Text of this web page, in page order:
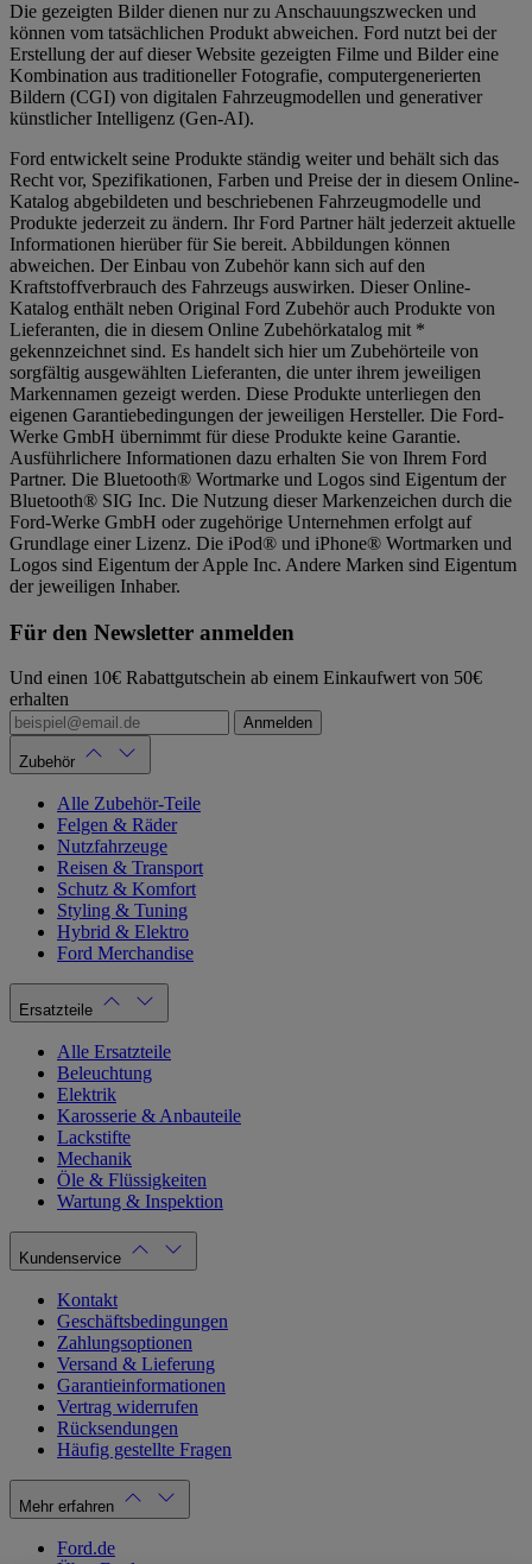
Die gezeigten Bilder dienen nur zu Anschauungszwecken und
können vom tatsächlichen Produkt abweichen. Ford nutzt bei der
Erstellung der auf dieser Website gezeigten Filme und Bilder eine
Kombination aus traditioneller Fotografie, computergenerierten
Bildern (CGI) von digitalen Fahrzeugmodellen und generativer
künstlicher Intelligenz (Gen-AI).
Ford entwickelt seine Produkte ständig weiter und behält sich das
Recht vor, Spezifikationen, Farben und Preise der in diesem Online-
Katalog abgebildeten und beschriebenen Fahrzeugmodelle und
Produkte jederzeit zu ändern. Ihr Ford Partner hält jederzeit aktuelle
Informationen hierüber für Sie bereit. Abbildungen können
abweichen. Der Einbau von Zubehör kann sich auf den
Kraftstoffverbrauch des Fahrzeugs auswirken. Dieser Online-
Katalog enthält neben Original Ford Zubehör auch Produkte von
Lieferanten, die in diesem Online Zubehörkatalog mit *
gekennzeichnet sind. Es handelt sich hier um Zubehörteile von
sorgfältig ausgewählten Lieferanten, die unter ihrem jeweiligen
Markennamen gezeigt werden. Diese Produkte unterliegen den
eigenen Garantiebedingungen der jeweiligen Hersteller. Die Ford-
Werke GmbH übernimmt für diese Produkte keine Garantie.
Ausführlichere Informationen dazu erhalten Sie von Ihrem Ford
Partner. Die Bluetooth® Wortmarke und Logos sind Eigentum der
Bluetooth® SIG Inc. Die Nutzung dieser Markenzeichen durch die
Ford-Werke GmbH oder zugehörige Unternehmen erfolgt auf
Grundlage einer Lizenz. Die iPod® und iPhone® Wortmarken und
Logos sind Eigentum der Apple Inc. Andere Marken sind Eigentum
der jeweiligen Inhaber.
Für den Newsletter anmelden
Und einen 10€ Rabattgutschein ab einem Einkaufwert von 50€
erhalten
Anmelden
Zubehör
Alle Zubehör-Teile
Felgen & Räder
Nutzfahrzeuge
Reisen & Transport
Schutz & Komfort
Styling & Tuning
Hybrid & Elektro
Ford Merchandise
Ersatzteile
Alle Ersatzteile
Beleuchtung
Elektrik
Karosserie & Anbauteile
Lackstifte
Mechanik
Öle & Flüssigkeiten
Wartung & Inspektion
Kundenservice
Kontakt
Geschäftsbedingungen
Zahlungsoptionen
Versand & Lieferung
Garantieinformationen
Vertrag widerrufen
Rücksendungen
Häufig gestellte Fragen
Mehr erfahren
Ford.de